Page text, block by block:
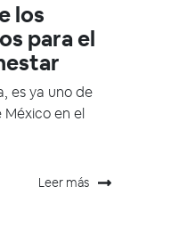
los
para el
es ya uno de
México en el
Leer más